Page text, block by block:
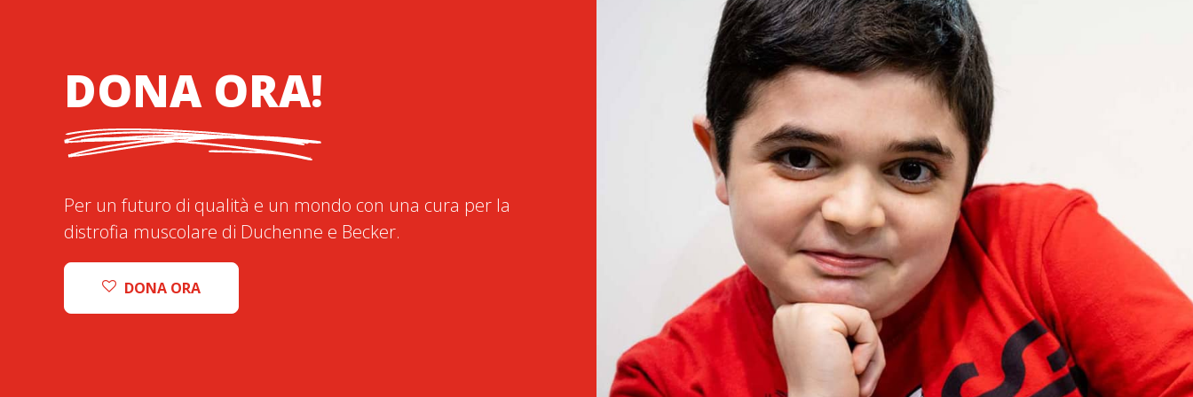
DONA ORA!
Per un futuro di qualità e un mondo con una cura per la
distrofia muscolare di Duchenne e Becker.
DONA ORA